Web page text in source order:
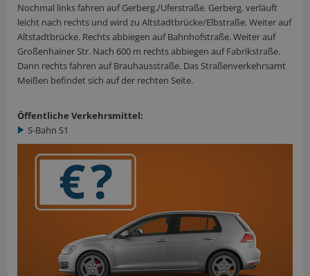
Nochmal links fahren auf Gerberg./Uferstraße. Gerberg. verläuft
leicht nach rechts und wird zu Altstadtbrücke/Elbstraße. Weiter auf
Altstadtbrücke. Rechts abbiegen auf Bahnhofstraße. Weiter auf
Großenhainer Str. Nach 600 m rechts abbiegen auf Fabrikstraße.
Dann rechts fahren auf Brauhausstraße. Das Straßenverkehrsamt
Meißen befindet sich auf der rechten Seite.
Öffentliche Verkehrsmittel:
S-Bahn S1